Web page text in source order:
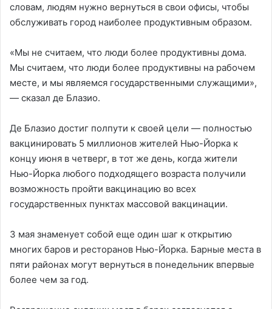
словам, людям нужно вернуться в свои офисы, чтобы
обслуживать город наиболее продуктивным образом.
«Мы не считаем, что люди более продуктивны дома.
Мы считаем, что люди более продуктивны на рабочем
месте, и мы являемся государственными служащими»,
— сказал де Блазио.
Де Блазио достиг полпути к своей цели — полностью
вакцинировать 5 миллионов жителей Нью-Йорка к
концу июня в четверг, в тот же день, когда жители
Нью-Йорка любого подходящего возраста получили
возможность пройти вакцинацию во всех
государственных пунктах массовой вакцинации.
3 мая знаменует собой еще один шаг к открытию
многих баров и ресторанов Нью-Йорка. Барные места в
пяти районах могут вернуться в понедельник впервые
более чем за год.